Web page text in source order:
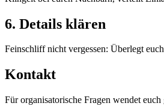
6. Details klären
Feinschliff nicht vergessen: Überlegt
Kontakt
Für organisatorische Fragen wendet euch